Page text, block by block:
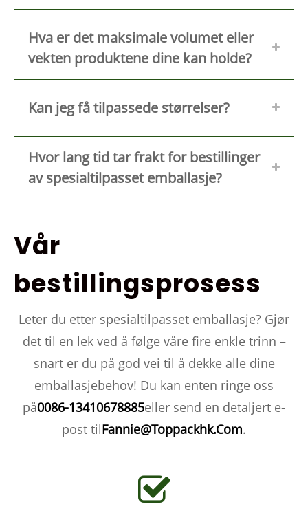
Hva er det maksimale volumet eller
vekten produktene dine kan holde?
Kan jeg få tilpassede størrelser?
Hvor lang tid tar frakt for bestillinger
av spesialtilpasset emballasje?
Vår
bestillingsprosess
Leter du etter spesialtilpasset emballasje? Gjør
det til en lek ved å følge våre fire enkle trinn –
snart er du på god vei til å dekke alle dine
emballasjebehov! Du kan enten ringe oss
på0086-13410678885eller send en detaljert e-
post tilFannie@Toppackhk.Com.